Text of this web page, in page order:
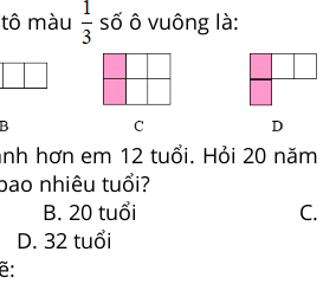
màu
số ô vuông là:
hơn em 12 tuổi. Hỏi 20 năm
nhiêu tuổi?
B. 20 tuổi C.
tuổi